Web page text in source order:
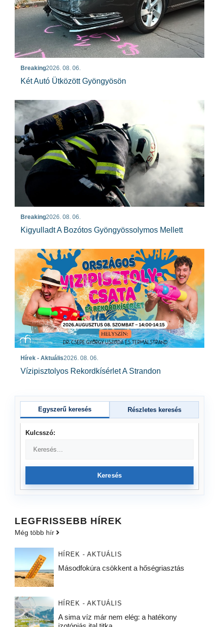
Breaking2026. 08. 06.
Két Autó Ütközött Gyöngyösön
Breaking2026. 08. 06.
Kigyulladt A Bozótos Gyöngyössolymos Mellett
Hírek - Aktuális2026. 08. 06.
Vízipisztolyos Rekordkísérlet A Strandon
Egyszerű keresés Részletes keresés
Kulcsszó:
Keresés
LEGFRISSEBB HÍREK
Még több hír
HÍREK - AKTUÁLIS
Másodfokúra csökkent a hőségriasztás
HÍREK - AKTUÁLIS
A sima víz már nem elég: a hatékony